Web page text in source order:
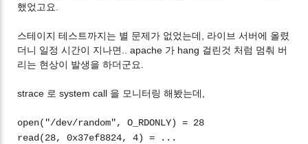
했었고요.
스테이지 테스트까지는 별 문제가 없었는데, 라이브 서버에 올렸
더니 일정 시간이 지나면.. apache 가 hang 걸린것 처럼 멈춰 버
리는 현상이 발생을 하더군요.
strace 로 system call 을 모니터링 해봤는데,
open("/dev/random", O_RDONLY) = 28
read(28, 0x37ef8824, 4) = ...